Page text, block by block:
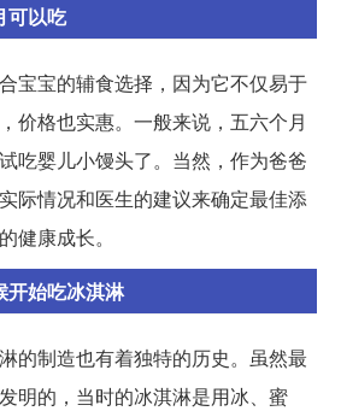
可以吃
宝宝的辅食选择，因为它不仅易于
价格也实惠。一般来说，五六个月
吃婴儿小馒头了。当然，作为爸爸
际情况和医生的建议来确定最佳添
健康成长。
开始吃冰淇淋
的制造也有着独特的历史。虽然最
明的，当时的冰淇淋是用冰、蜜